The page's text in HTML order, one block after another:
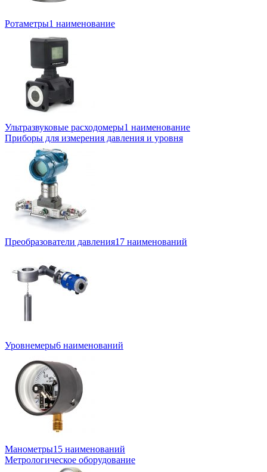
Ротаметры1 наименование
Ультразвуковые расходомеры1 наименование
Приборы для измерения давления и уровня
Преобразователи давления17 наименований
Уровнемеры6 наименований
Манометры15 наименований
Метрологическое оборудование